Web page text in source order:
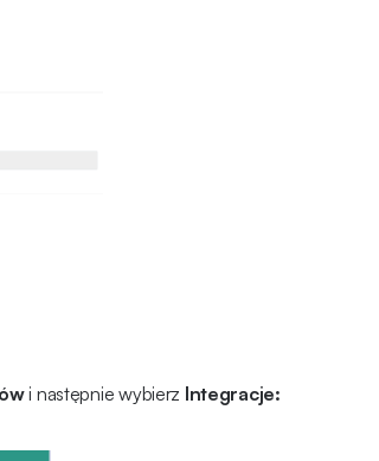
i następnie wybierz Integracje: